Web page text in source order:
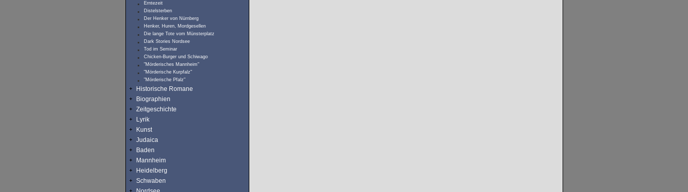
Erntezeit
Distelsterben
Der Henker von Nürnberg
Henker, Huren, Mordgesellen
Die lange Tote vom Münsterplatz
Dark Stories Nordsee
Tod im Seminar
Chicken-Burger und Schiwago
"Mörderisches Mannheim"
"Mörderische Kurpfalz"
"Mörderische Pfalz"
Historische Romane
Biographien
Zeitgeschichte
Lyrik
Kunst
Judaica
Baden
Mannheim
Heidelberg
Schwaben